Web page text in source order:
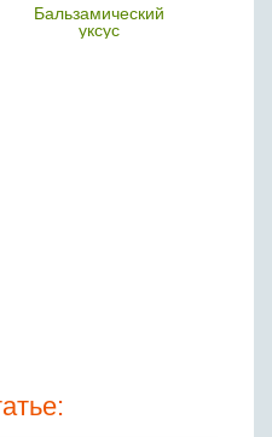
Бальзамический
уксус